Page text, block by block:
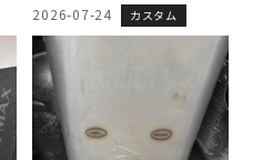
2026-07-24 カスタム